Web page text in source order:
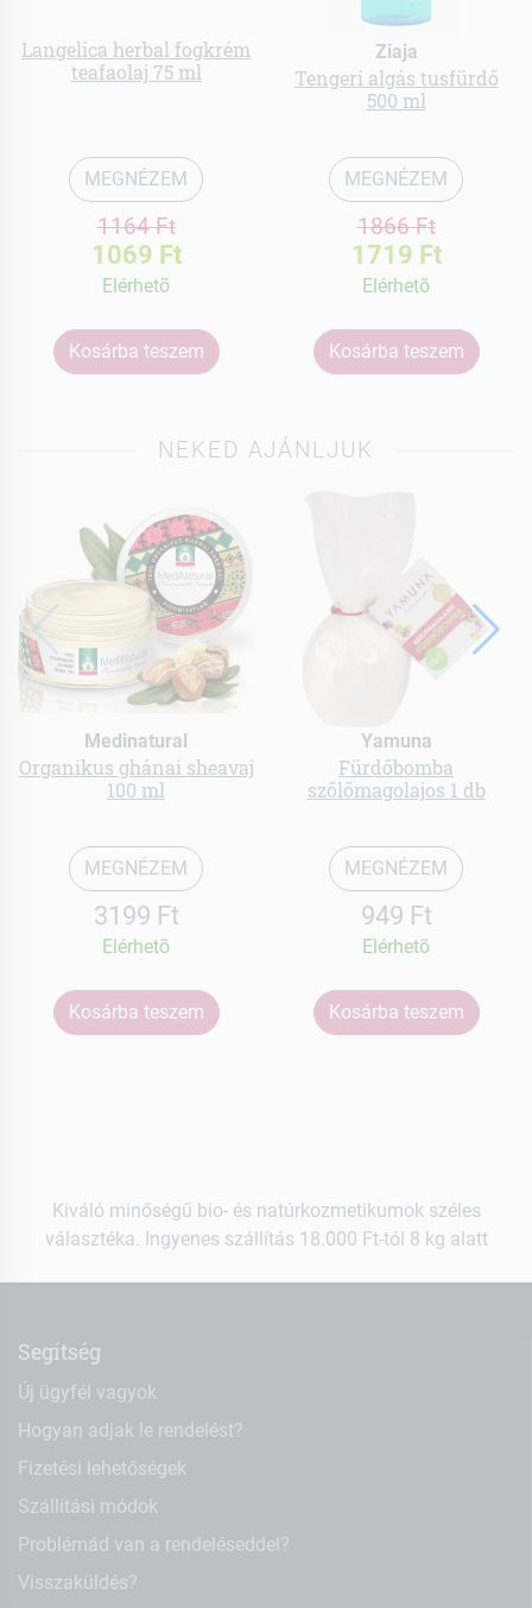
Langelica herbal fogkrém
teafaolaj 75 ml
MEGNÉZEM
1164 Ft
1069 Ft
Elérhetõ
Kosárba teszem
Ziaja
Tengeri algás tusfürdő
500 ml
MEGNÉZEM
1866 Ft
1719 Ft
Elérhetõ
Kosárba teszem
NEKED AJÁNLJUK
Medinatural
Organikus ghánai sheavaj
100 ml
MEGNÉZEM
3199 Ft
Elérhetõ
Kosárba teszem
Yamuna
Fürdőbomba
szőlőmagolajos 1 db
MEGNÉZEM
949 Ft
Elérhetõ
Kosárba teszem
Kiváló minőségű bio- és natúrkozmetikumok széles
választéka. Ingyenes szállítás 18.000 Ft-tól 8 kg alatt
Segítség
Új ügyfél vagyok
Hogyan adjak le rendelést?
Fizetési lehetőségek
Szállítási módok
Problémád van a rendeléseddel?
Visszaküldés?